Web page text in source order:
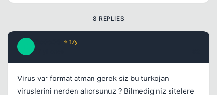
8 REPLIES
⭐ 17y
Virus var format atman gerek siz bu turkojan
viruslerini nerden alıorsunuz ? Bilmediginiz sitelere